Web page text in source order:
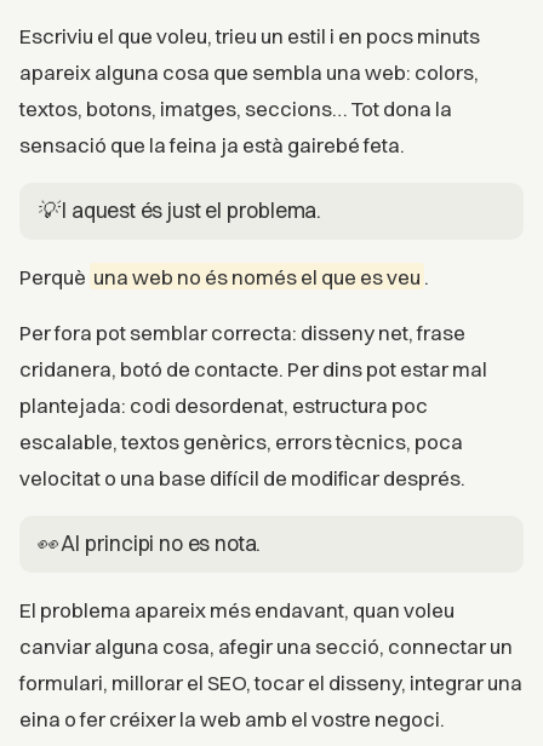
Escriviu el que voleu, trieu un estil i en pocs minuts
apareix alguna cosa que sembla una web: colors,
textos, botons, imatges, seccions… Tot dona la
sensació que la feina ja està gairebé feta.
💡 I aquest és just el problema.
Perquè una web no és només el que es veu .
Per fora pot semblar correcta: disseny net, frase
cridanera, botó de contacte. Per dins pot estar mal
plantejada: codi desordenat, estructura poc
escalable, textos genèrics, errors tècnics, poca
velocitat o una base difícil de modificar després.
👀 Al principi no es nota.
El problema apareix més endavant, quan voleu
canviar alguna cosa, afegir una secció, connectar un
formulari, millorar el SEO, tocar el disseny, integrar una
eina o fer créixer la web amb el vostre negoci.